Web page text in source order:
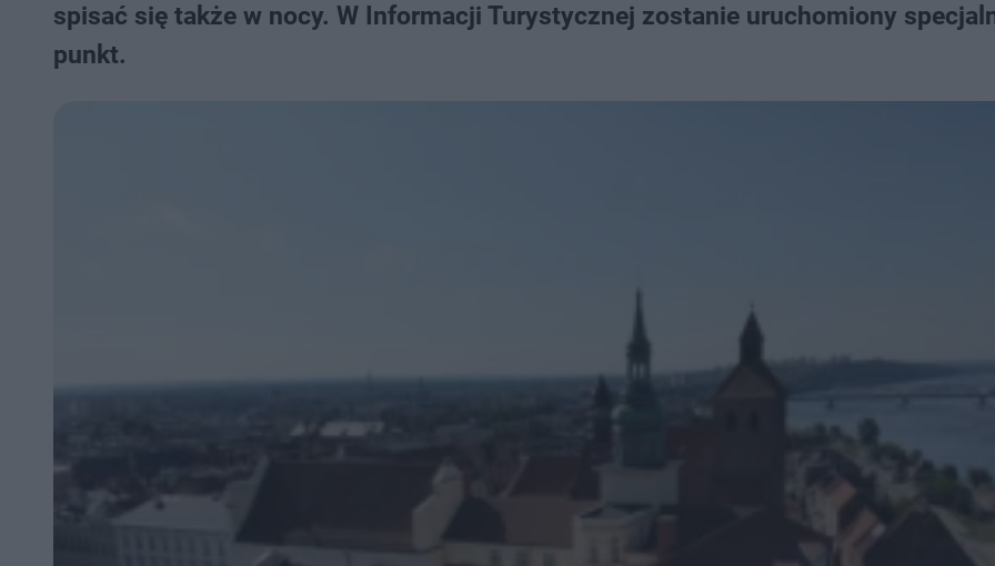
spisać się także w nocy. W Informacji Turystycznej zostanie uruchomiony
punkt.